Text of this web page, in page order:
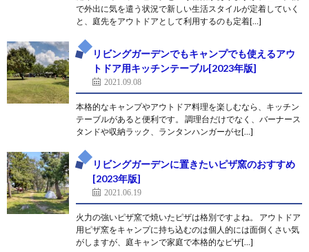
で外出に気を遣う状況で新しい生活スタイルが定着していく
と、庭先をアウトドアとして利用するのも定着[…]
リビングガーデンでもキャンプでも使えるアウ
トドア用キッチンテーブル[2023年版]
2021.09.08
本格的なキャンプやアウトドア料理を楽しむなら、キッチン
テーブルがあると便利です。 調理台だけでなく、バーナース
タンドや収納ラック、ランタンハンガーがセ[…]
リビングガーデンに置きたいピザ窯のおすすめ
[2023年版]
2021.06.19
火力の強いピザ窯で焼いたピザは格別ですよね。 アウトドア
用ピザ窯をキャンプに持ち込むのは個人的には面倒くさい気
がしますが、庭キャンで家庭で本格的なピザ[…]